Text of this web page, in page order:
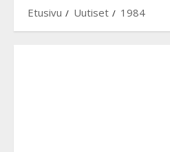
Etusivu Uutiset 1984